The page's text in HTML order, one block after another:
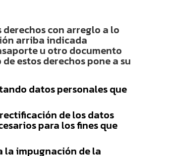
con arreglo a lo
arriba indicada
u otro documento
estos derechos pone a su
datos personales que
de los datos
para los fines que
la impugnación de la